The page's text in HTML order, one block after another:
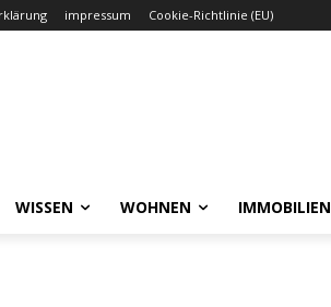
impressum Cookie-Richtlinie (EU)
WISSEN WOHNEN IMMOBILIEN